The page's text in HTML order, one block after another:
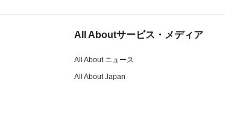
All Aboutサービス・メディア
All About ニュース
All About Japan